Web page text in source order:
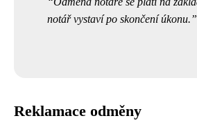
notář vystaví po skončení úkonu.
Reklamace odměny